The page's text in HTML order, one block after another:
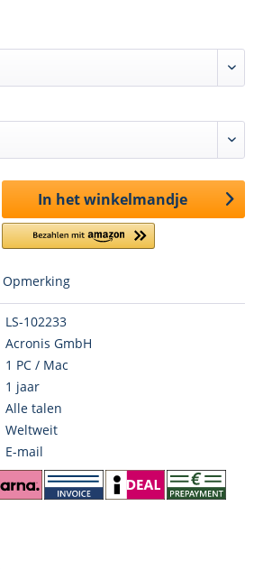
In het winkelmandje
Opmerking
LS-102233
Acronis GmbH
1 PC / Mac
1 jaar
Alle talen
Weltweit
E-mail